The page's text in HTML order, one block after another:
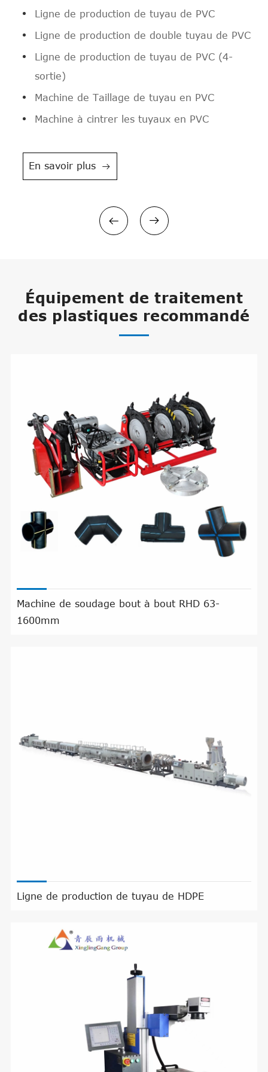
RHJ Multi-Angle Raccord Coude Machine à
Souder
Machine de découpe de tuyaux multiangle
DJQ
Socket Fusion Machine De Soudage
Ligne de production de tuyau de PVC
Ligne de production de double tuyau de PVC
Ligne de production de tuyau de PVC (4-
sortie)
Machine de Taillage de tuyau en PVC
Machine à cintrer les tuyaux en PVC
En savoir plus 
Déchiqueteuse horizontale
Ligne de recyclage et de lavage de film LDPE
BOPP
Déchiqueteuse à double arbre
Ligne de pelletisation PVC/WPC
PE PP Ligne de pelletisation/granulation

Tuyau flottant blindé/commun
Tuyau de décharge
PE/PP/PVC
Bande d'étanchéité en caoutchouc
EPDM/ligne d'extrusion de profil

 
Équipement de traitement
des plastiques recommandé
Machine de soudage bout à bout RHD 63-
1600mm
Ligne de production de tuyau de HDPE